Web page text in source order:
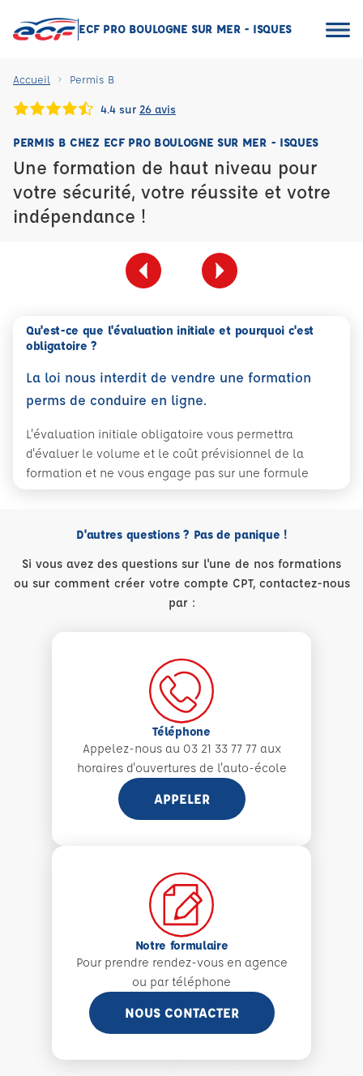
ECF PRO BOULOGNE SUR MER - ISQUES
Accueil Permis B
4.4 sur 26 avis
PERMIS B CHEZ ECF PRO BOULOGNE SUR MER - ISQUES
Une formation de haut niveau pour
votre sécurité, votre réussite et votre
indépendance !
Qu'est-ce que l'évaluation initiale et pourquoi c'est
obligatoire ?
La loi nous interdit de vendre une formation
perms de conduire en ligne.
L'évaluation initiale obligatoire vous permettra
d'évaluer le volume et le coût prévisionnel de la
formation et ne vous engage pas sur une formule
D'autres questions ? Pas de panique !
Si vous avez des questions sur l'une de nos formations
ou sur comment créer votre compte CPT, contactez-nous
par :
Téléphone
Appelez-nous au 03 21 33 77 77 aux
horaires d'ouvertures de l'auto-école
APPELER
Notre formulaire
Pour prendre rendez-vous en agence
ou par téléphone
NOUS CONTACTER